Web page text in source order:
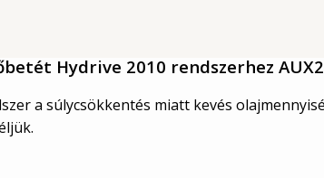
Hydrive 2010 rendszerhez
a súlycsökkentés miatt kevés